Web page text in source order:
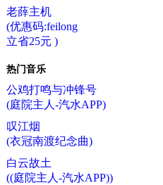
老薛主机
(优惠码:feilong
立省25元 )
热门音乐
公鸡打鸣与冲锋号
(庭院主人-汽水APP)
叹江烟
(衣冠南渡纪念曲)
白云故土
((庭院主人-汽水APP))